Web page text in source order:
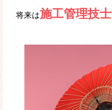
将来は施工管理技士